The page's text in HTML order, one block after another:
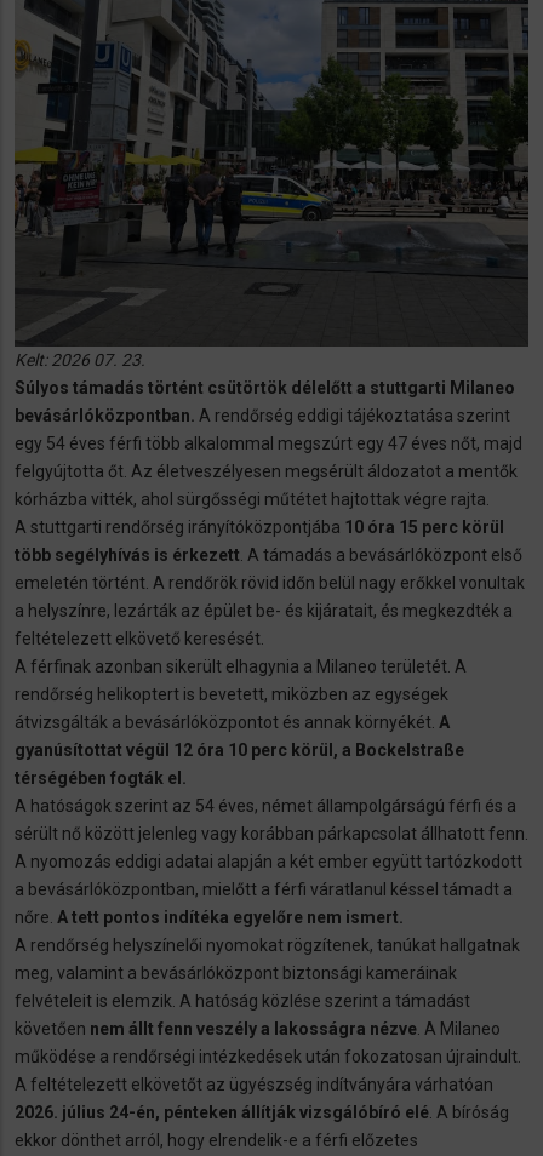
Kelt: 2026 07. 23.
Súlyos támadás történt csütörtök délelőtt a stuttgarti Milaneo
bevásárlóközpontban. A rendőrség eddigi tájékoztatása szerint
egy 54 éves férfi több alkalommal megszúrt egy 47 éves nőt, majd
felgyújtotta őt. Az életveszélyesen megsérült áldozatot a mentők
kórházba vitték, ahol sürgősségi műtétet hajtottak végre rajta.
A stuttgarti rendőrség irányítóközpontjába 10 óra 15 perc körül
több segélyhívás is érkezett . A támadás a bevásárlóközpont első
emeletén történt. A rendőrök rövid időn belül nagy erőkkel vonultak
a helyszínre, lezárták az épület be- és kijáratait, és megkezdték a
feltételezett elkövető keresését.
A férfinak azonban sikerült elhagynia a Milaneo területét. A
rendőrség helikoptert is bevetett, miközben az egységek
átvizsgálták a bevásárlóközpontot és annak környékét. A
gyanúsítottat végül 12 óra 10 perc körül, a Bockelstraße
térségében fogták el.
A hatóságok szerint az 54 éves, német állampolgárságú férfi és a
sérült nő között jelenleg vagy korábban párkapcsolat állhatott fenn.
A nyomozás eddigi adatai alapján a két ember együtt tartózkodott
a bevásárlóközpontban, mielőtt a férfi váratlanul késsel támadt a
nőre. A tett pontos indítéka egyelőre nem ismert.
A rendőrség helyszínelői nyomokat rögzítenek, tanúkat hallgatnak
meg, valamint a bevásárlóközpont biztonsági kameráinak
felvételeit is elemzik. A hatóság közlése szerint a támadást
követően nem állt fenn veszély a lakosságra nézve . A Milaneo
működése a rendőrségi intézkedések után fokozatosan újraindult.
A feltételezett elkövetőt az ügyészség indítványára várhatóan
2026. július 24-én, pénteken állítják vizsgálóbíró elé . A bíróság
ekkor dönthet arról, hogy elrendelik-e a férfi előzetes